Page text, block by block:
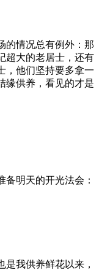
的情况总有例外：那
超大的老居士，还有
，他们坚持要多拿一
缘供养，看见的才是
明天的开光法会：
我供养鲜花以来，